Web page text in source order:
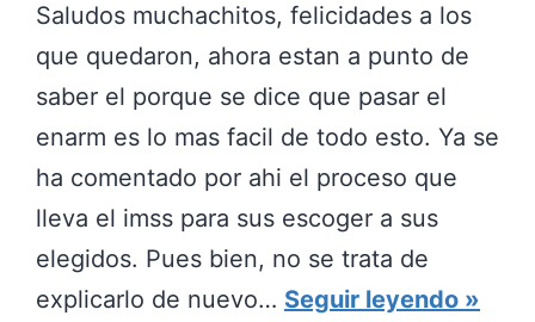
Saludos muchachitos, felicidades a los
que quedaron, ahora estan a punto de
saber el porque se dice que pasar el
enarm es lo mas facil de todo esto. Ya se
ha comentado por ahi el proceso que
lleva el imss para sus escoger a sus
elegidos. Pues bien, no se trata de
explicarlo de nuevo… Seguir leyendo Y